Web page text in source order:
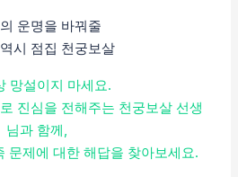
운명을 바꿔줄
시 점집 천궁보살
망설이지 마세요.
진심을 전해주는 천궁보살 선생
님과 함께,
문제에 대한 해답을 찾아보세요.